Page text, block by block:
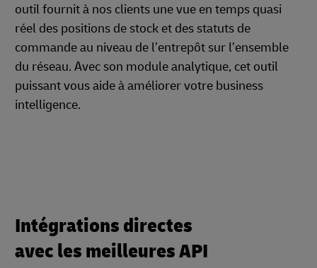
outil fournit à nos clients une vue en temps quasi
réel des positions de stock et des statuts de
commande au niveau de l’entrepôt sur l’ensemble
du réseau. Avec son module analytique, cet outil
puissant vous aide à améliorer votre business
intelligence.
Intégrations directes
avec les meilleures API